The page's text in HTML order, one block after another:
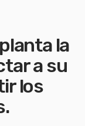
la
a su
los